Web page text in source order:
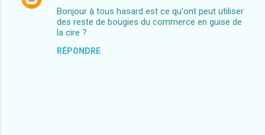
Bonjour à tous hasard est ce qu'ont peut utiliser
des reste de bougies du commerce en guise de
la cire ?
RÉPONDRE